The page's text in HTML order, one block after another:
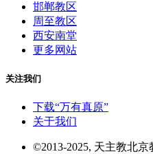
邯郸教区
周至教区
西安南堂
更多网站
关注我们
下载“万有真原”
关于我们
©2013-2025, 天主教北